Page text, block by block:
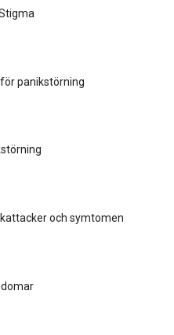
panikstörning
och symtomen